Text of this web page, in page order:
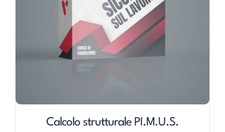
Calcolo strutturale PI.M.U.S.